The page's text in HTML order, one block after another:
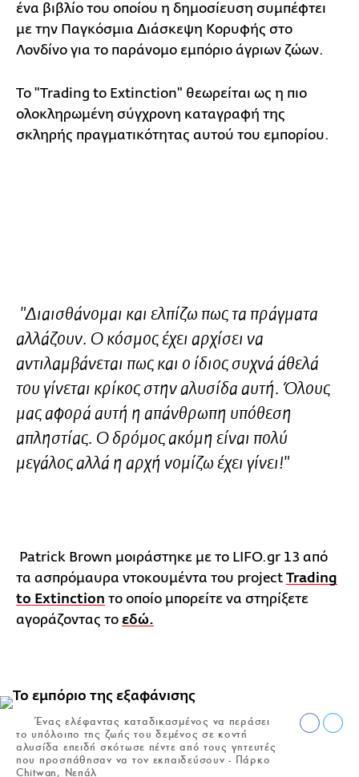
ένα βιβλίο του οποίου η δημοσίευση συμπέφτει
με την Παγκόσμια Διάσκεψη Κορυφής στο
Λονδίνο για το παράνομο εμπόριο άγριων ζώων.
Το "Trading to Extinction" θεωρείται ως η πιο
ολοκληρωμένη σύγχρονη καταγραφή της
σκληρής πραγματικότητας αυτού του εμπορίου.
"Διαισθάνομαι και ελπίζω πως τα πράγματα
αλλάζουν. Ο κόσμος έχει αρχίσει να
αντιλαμβάνεται πως και ο ίδιος συχνά άθελά
του γίνεται κρίκος στην αλυσίδα αυτή. Όλους
μας αφορά αυτή η απάνθρωπη υπόθεση
απληστίας. Ο δρόμος ακόμη είναι πολύ
μεγάλος αλλά η αρχή νομίζω έχει γίνει!"
Patrick Brown μοιράστηκε με το LIFO.gr 13 από
τα ασπρόμαυρα ντοκουμέντα του project Trading
to Extinction το οποίο μπορείτε να στηρίξετε
αγοράζοντας το εδώ.
Ένας ελέφαντας καταδικασμένος να περάσει
το υπόλοιπο της ζωής του δεμένος σε κοντή
αλυσίδα επειδή σκότωσε πέντε από τους γητευτές
που προσπάθησαν να τον εκπαιδεύσουν - Πάρκο
Chitwan, Νεπάλ